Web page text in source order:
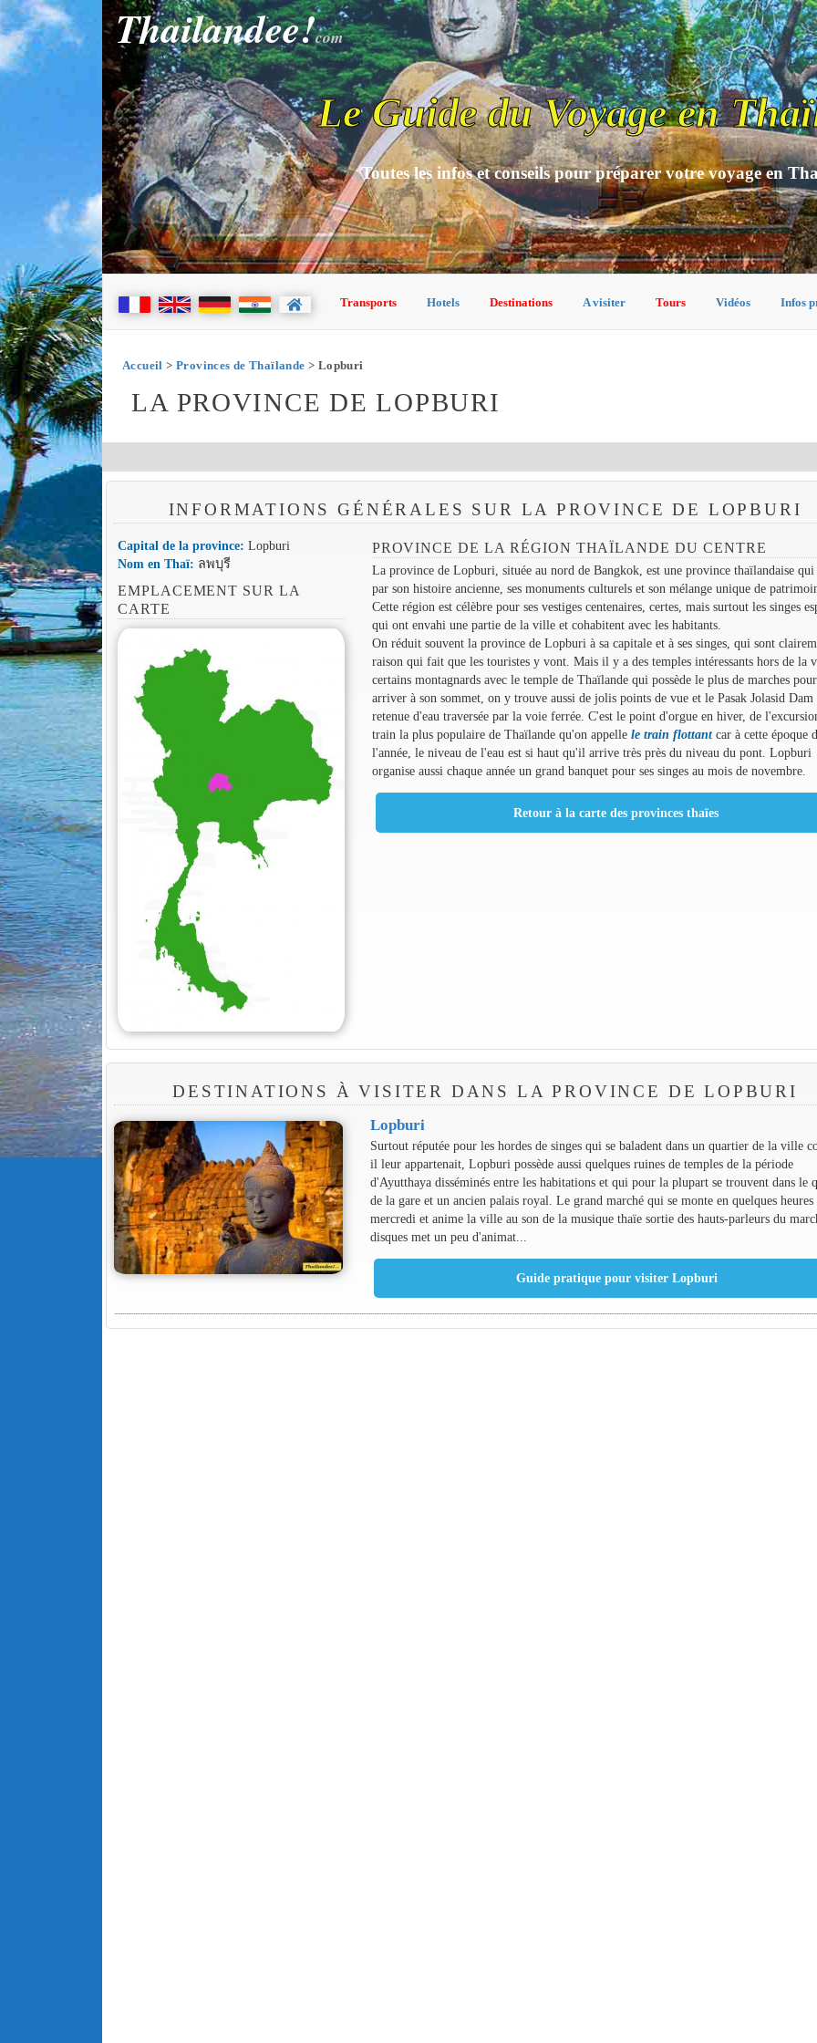
Thailandee!com
Le Guide du Voyage en
Toutes les infos et conseils pour préparer votre voyage en
Transports Hotels Destinations A visiter Tours Vidéos Infos
Accueil > Provinces de Thaïlande > Lopburi
LA PROVINCE DE LOPBURI
INFORMATIONS GÉNÉRALES SUR LA PROVINCE DE LOPBURI
Capital de la province: Lopburi
Nom en Thaï: ลพบุรี
EMPLACEMENT SUR LA
CARTE
PROVINCE DE LA RÉGION THAÏLANDE DU CENTRE
La province de Lopburi, située au nord de Bangkok, est une province thaïlandaise qui
par son histoire ancienne, ses monuments culturels et son mélange unique de
Cette région est célèbre pour ses vestiges centenaires, certes, mais surtout les singes
qui ont envahi une partie de la ville et cohabitent avec les habitants.
On réduit souvent la province de Lopburi à sa capitale et à ses singes, qui sont
raison qui fait que les touristes y vont. Mais il y a des temples intéressants hors de la
certains montagnards avec le temple de Thaïlande qui possède le plus de marches pour
arriver à son sommet, on y trouve aussi de jolis points de vue et le Pasak Jolasid Dam
retenue d'eau traversée par la voie ferrée. C'est le point d'orgue en hiver, de
train la plus populaire de Thaïlande qu'on appelle le train flottantcar à cette époque
l'année, le niveau de l'eau est si haut qu'il arrive très près du niveau du pont. Lopburi
organise aussi chaque année un grand banquet pour ses singes au mois de novembre.
DESTINATIONS À VISITER DANS LA PROVINCE DE LOPBURI
Lopburi
Surtout réputée pour les hordes de singes qui se baladent dans un quartier de la ville
il leur appartenait, Lopburi possède aussi quelques ruines de temples de la période
d'Ayutthaya disséminés entre les habitations et qui pour la plupart se trouvent dans le
de la gare et un ancien palais royal. Le grand marché qui se monte en quelques heures
mercredi et anime la ville au son de la musique thaïe sortie des hauts-parleurs du
disques met un peu d'animat...